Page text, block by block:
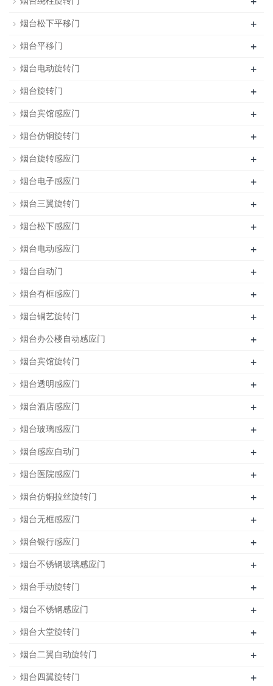
烟台松下平移门 +
烟台平移门 +
烟台电动旋转门 +
烟台旋转门 +
烟台宾馆感应门 +
烟台仿铜旋转门 +
烟台旋转感应门 +
烟台电子感应门 +
烟台三翼旋转门 +
烟台松下感应门 +
烟台电动感应门 +
烟台自动门 +
烟台有框感应门 +
烟台铜艺旋转门 +
烟台办公楼自动感应门 +
烟台宾馆旋转门 +
烟台透明感应门 +
烟台酒店感应门 +
烟台玻璃感应门 +
烟台感应自动门 +
烟台医院感应门 +
烟台仿铜拉丝旋转门 +
烟台无框感应门 +
烟台银行感应门 +
烟台不锈钢玻璃感应门 +
烟台手动旋转门 +
烟台不锈钢感应门 +
烟台大堂旋转门 +
烟台二翼自动旋转门 +
烟台四翼旋转门 +